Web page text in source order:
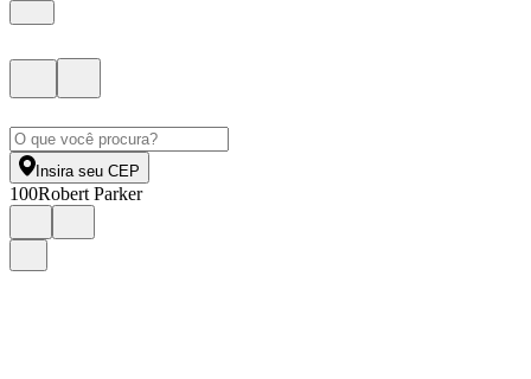
Insira seu CEP
100Robert Parker